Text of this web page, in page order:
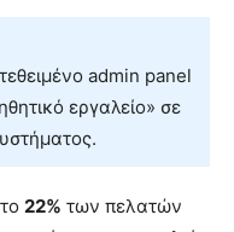
admin panel
εργαλείο» σε
22% των πελατών